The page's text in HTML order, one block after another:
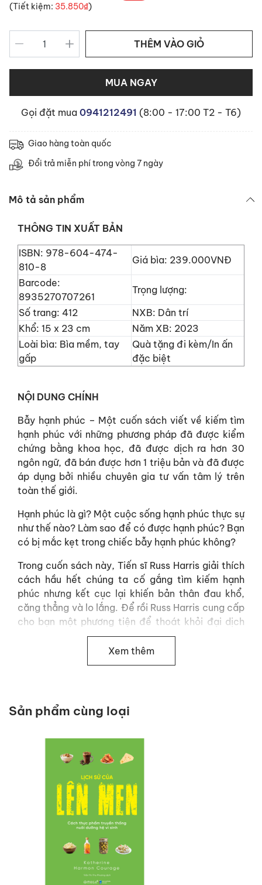
(Tiết kiệm: 35.850₫)
THÊM VÀO GIỎ
MUA NGAY
Gọi đặt mua 0941212491 (8:00 - 17:00 T2 - T6)
Giao hàng toàn quốc
Đổi trả miễn phí trong vòng 7 ngày
Mô tả sản phẩm
THÔNG TIN XUẤT BẢN
ISBN: 978-604-474-
810-8
Giá bìa: 239.000VNĐ
Barcode:
8935270707261
Trọng lượng:
Số trang: 412
NXB: Dân trí
Khổ: 15 x 23 cm
Năm XB: 2023
Loài bìa: Bìa mềm, tay
gấp
Quà tặng đi kèm/In ấn
đặc biệt
NỘI DUNG CHÍNH
Bẫy hạnh phúc – Một cuốn sách viết về kiếm tìm
hạnh phúc với những phương pháp đã được kiểm
chứng bằng khoa học, đã được dịch ra hơn 30
ngôn ngữ, đã bán được hơn1 triệu bản và đã được
áp dụng bởi nhiều chuyên gia tư vấn tâm lý trên
toàn thế giới.
Hạnh phúc là gì? Một cuộc sống hạnh phúc thực sự
như thế nào? Làm sao để có được hạnh phúc? Bạn
có bị mắc kẹt trong chiếc bẫy hạnh phúc không?
Trong cuốn sách này, Tiến sĩ Russ Harris giải thích
cách hầu hết chúng ta cố gắng tìm kiếm hạnh
phúc nhưng kết cục lại khiến bản thân đau khổ,
căng thẳng và lo lắng. Để rồi Russ Harris cung cấp
cho bạn một phương tiện để thoát khỏi đại dịch
căng thẳng, lo lắng và trầm cảm, mở ra những bí
mật để có một cuộc sống thực sự trọn vẹn.
thân khỏi trầm cảm, lo lắng và bất an, thay vào đó
xây dựng một cuộc sống ý nghĩa, hiểu rõ giá trị
Giảm căng thẳng và lo lắng
Xử lý những suy nghĩ và cảm xúc đau đớn
hiệu quả hơn
Phá vỡ thói quen tự hạ thấp bản thân
Vượt qua sự bất an và nghi ngờ bản thân
Xây dựng mối quan hệ tốt hơn
Xem thêm
Sản phẩm cùng loại